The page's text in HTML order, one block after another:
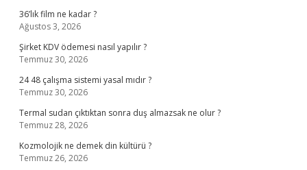
36’lık film ne kadar ?
Ağustos 3, 2026
Şirket KDV ödemesi nasıl yapılır ?
Temmuz 30, 2026
24 48 çalışma sistemi yasal mıdır ?
Temmuz 30, 2026
Termal sudan çıktıktan sonra duş almazsak ne olur ?
Temmuz 28, 2026
Kozmolojik ne demek din kültürü ?
Temmuz 26, 2026